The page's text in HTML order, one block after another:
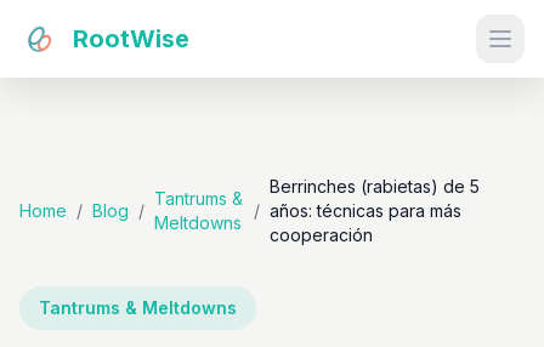
RootWise
Home / Blog /
Tantrums &
Meltdowns
/
Berrinches (rabietas) de 5
años: técnicas para más
cooperación
Tantrums & Meltdowns